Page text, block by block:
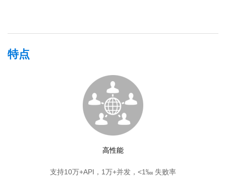
特点
高性能
支持10万+API，1万+并发，<1‱ 失败率